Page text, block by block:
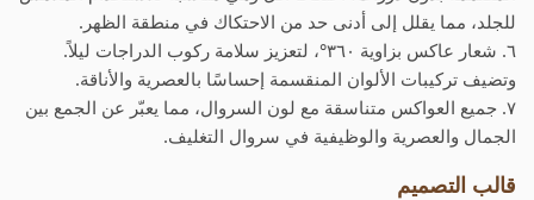
للجلد، مما يقلل إلى أدنى حد من الاحتكاك في منطقة الظهر.
٦. شعار عاكس بزاوية ٣٦٠°، لتعزيز سلامة ركوب الدراجات ليلاً.
وتضيف تركيبات الألوان المنقسمة إحساسًا بالعصرية والأناقة.
٧. جميع العواكس متناسقة مع لون السروال، مما يعبّر عن الجمع بين
الجمال والعصرية والوظيفية في سروال التغليف.
قالب التصميم